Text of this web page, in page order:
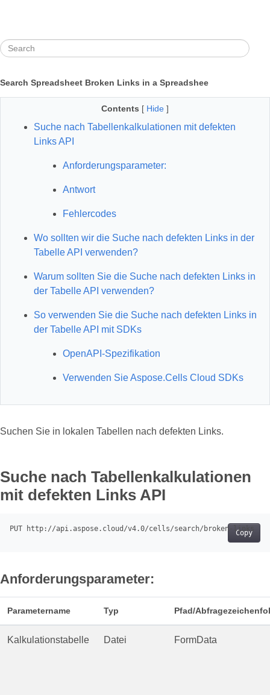
Search Spreadsheet Broken Links in a Spreadshee
Contents [ Hide ]
Suche nach Tabellenkalkulationen mit defekten
Links API
Anforderungsparameter:
Antwort
Fehlercodes
Wo sollten wir die Suche nach defekten Links in der
Tabelle API verwenden?
Warum sollten Sie die Suche nach defekten Links in
der Tabelle API verwenden?
So verwenden Sie die Suche nach defekten Links in
der Tabelle API mit SDKs
OpenAPI-Spezifikation
Verwenden Sie Aspose.Cells Cloud SDKs
Suchen Sie in lokalen Tabellen nach defekten Links.
Suche nach Tabellenkalkulationen
mit defekten Links API
Copy
PUT
Anforderungsparameter:
Parametername Typ Pfad/
Kalkulationstabelle Datei FormData